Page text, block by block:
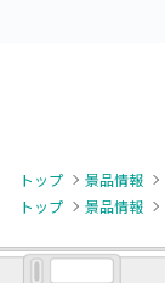
トップ 景品情報
トップ
景品情報